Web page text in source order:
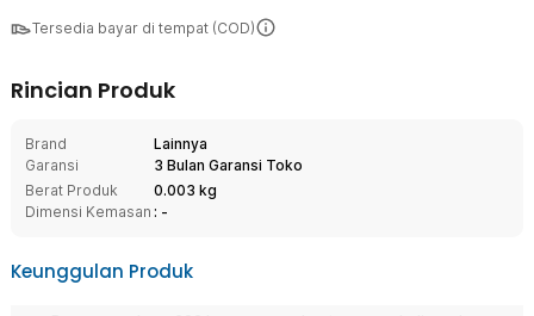
Tersedia bayar di tempat (COD)
Rincian Produk
Brand
Lainnya
Garansi
3 Bulan Garansi Toko
Berat Produk
0.003 kg
Dimensi Kemasan : -
Keunggulan Produk